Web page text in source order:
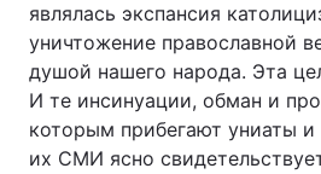
являлась экспансия
уничтожение православной
душой нашего народа. Эта
И те инсинуации, обман и
которым прибегают униаты
их СМИ ясно